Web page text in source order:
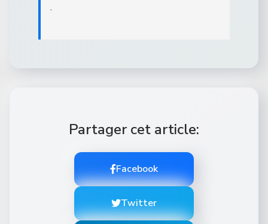
.
Partager cet article:
Facebook
Twitter